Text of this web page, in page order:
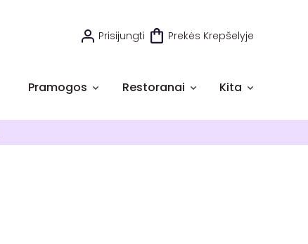
Prisijungti Prekės Krepšelyje
Pramogos Restoranai Kita